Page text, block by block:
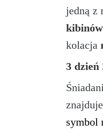
jedną z
kibinów
kolacja
3 dzień
symbol